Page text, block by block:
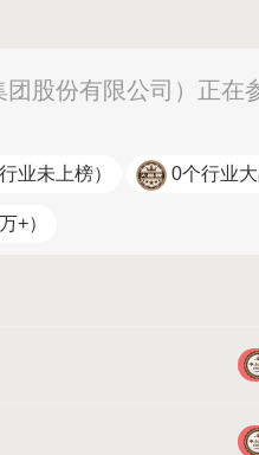
股份有限公司）正
业未上榜） 0个行业
+）